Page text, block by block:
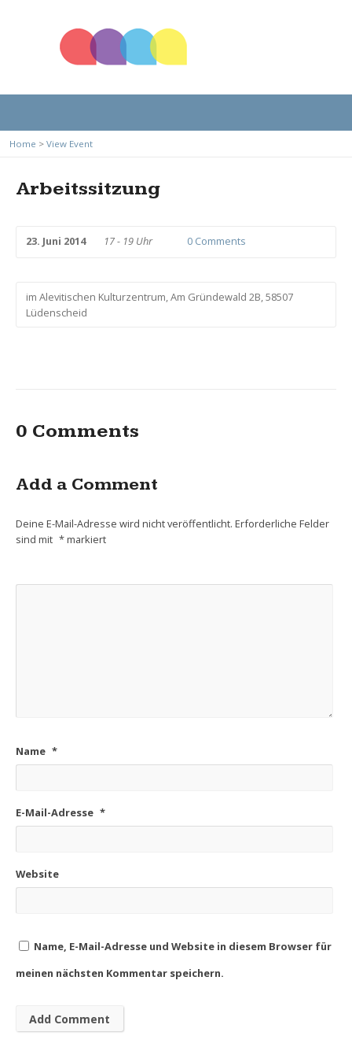
Home > View Event
Arbeitssitzung
23. Juni 2014 17 - 19 Uhr 0 Comments
im Alevitischen Kulturzentrum, Am Gründewald 2B, 58507
Lüdenscheid
0 Comments
Add a Comment
Deine E-Mail-Adresse wird nicht veröffentlicht. Erforderliche Felder
sind mit *markiert
Name *
E-Mail-Adresse *
Website
Name, E-Mail-Adresse und Website in diesem Browser für
meinen nächsten Kommentar speichern.